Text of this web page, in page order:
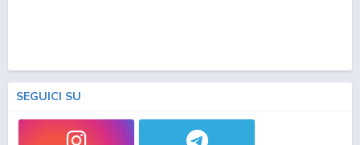
SEGUICI SU